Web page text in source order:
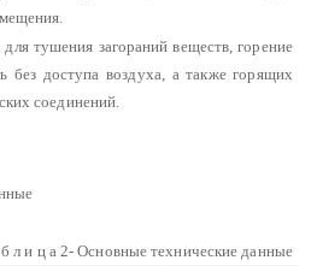
тушения загораний веществ, горение
без доступа воздуха, а также горящих
соединений.
л и ц а 2- Основные технические данные